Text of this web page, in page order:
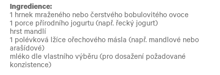
Ingredience:
1 hrnek mraženého nebo čerstvého bobulovitého ovoce
1 porce přírodního jogurtu (např. řecký jogurt)
hrst mandlí
1 polévková lžíce ořechového másla (např. mandlové nebo
arašídové)
mléko dle vlastního výběru (pro dosažení požadované
konzistence)